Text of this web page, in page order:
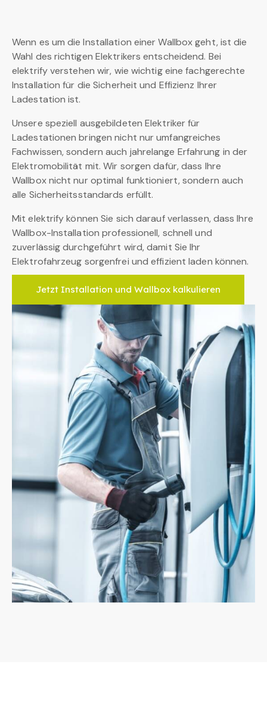
Wenn es um die Installation einer Wallbox geht, ist die
Wahl des richtigen Elektrikers entscheidend. Bei
elektrify verstehen wir, wie wichtig eine fachgerechte
Installation für die Sicherheit und Effizienz Ihrer
Ladestation ist.
Unsere speziell ausgebildeten Elektriker für
Ladestationen bringen nicht nur umfangreiches
Fachwissen, sondern auch jahrelange Erfahrung in der
Elektromobilität mit. Wir sorgen dafür, dass Ihre
Wallbox nicht nur optimal funktioniert, sondern auch
alle Sicherheitsstandards erfüllt.
Mit elektrify können Sie sich darauf verlassen, dass Ihre
Wallbox-Installation professionell, schnell und
zuverlässig durchgeführt wird, damit Sie Ihr
Elektrofahrzeug sorgenfrei und effizient laden können.
Jetzt Installation und Wallbox kalkulieren